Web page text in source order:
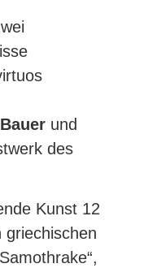
und
des
Kunst 12
griechischen